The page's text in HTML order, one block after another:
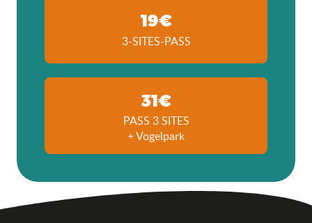
19€
3-SITES-PASS
31€
PASS 3 SITES
+ Vogelpark